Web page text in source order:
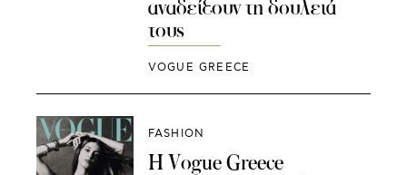
αναδείξουν τη δουλειά
τους
VOGUE GREECE
FASHION
Η Vogue Greece